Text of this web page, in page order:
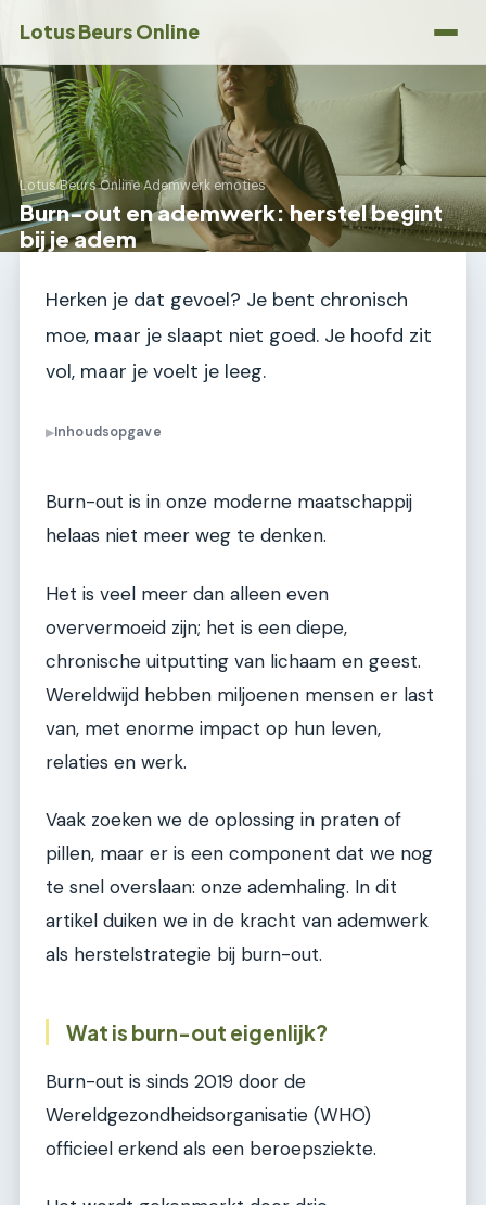
Lotus Beurs Online
Lotus Beurs Online›Ademwerk emoties
Burn-out en ademwerk: herstel begint
bij je adem
Herken je dat gevoel? Je bent chronisch
moe, maar je slaapt niet goed. Je hoofd zit
vol, maar je voelt je leeg.
▶Inhoudsopgave
Burn-out is in onze moderne maatschappij
helaas niet meer weg te denken.
Het is veel meer dan alleen even
oververmoeid zijn; het is een diepe,
chronische uitputting van lichaam en geest.
Wereldwijd hebben miljoenen mensen er last
van, met enorme impact op hun leven,
relaties en werk.
Vaak zoeken we de oplossing in praten of
pillen, maar er is een component dat we nog
te snel overslaan: onze ademhaling. In dit
artikel duiken we in de kracht van ademwerk
als herstelstrategie bij burn-out.
Wat is burn-out eigenlijk?
Burn-out is sinds 2019 door de
Wereldgezondheidsorganisatie (WHO)
officieel erkend als een beroepsziekte.